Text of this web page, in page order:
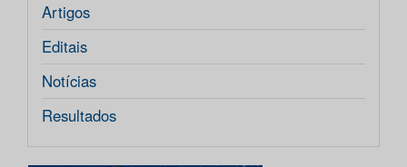
Artigos
Editais
Notícias
Resultados